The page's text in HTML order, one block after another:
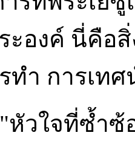
องค์ นี่คือสิ่
ทำ การเท
"หัวใจที่ซ้ำ